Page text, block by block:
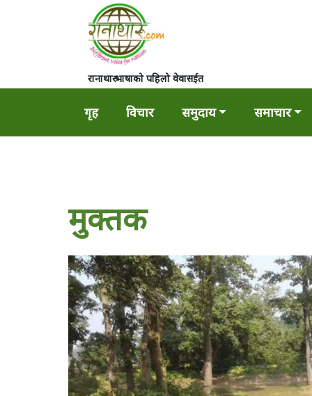
रानाथारु भाषाको पहिलो वेवासईत
गृह विचार समुदाय समाचार
मुक्तक